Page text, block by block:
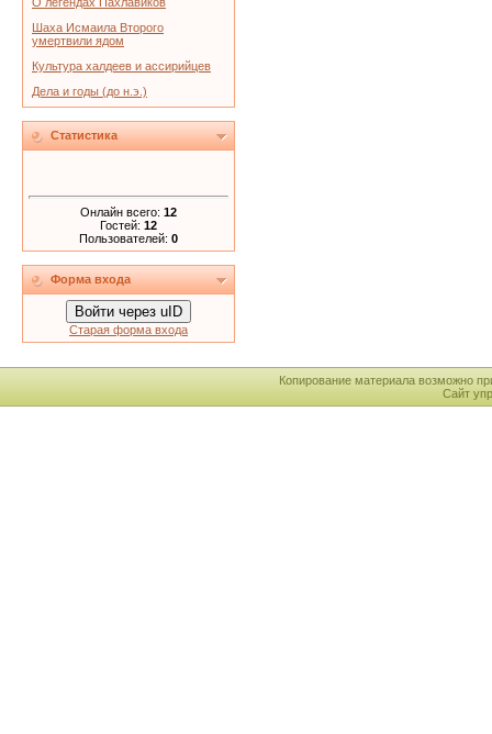
Шаха Исмаила Второго
умертвили ядом
Культура халдеев и ассирийцев
Дела и годы (до н.э.)
Статистика
Онлайн всего: 12
Гостей: 12
Пользователей: 0
Форма входа
Войти через uID
Старая форма входа
Копирование материала возможно
Сайт